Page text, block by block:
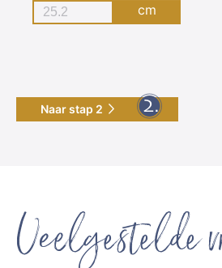
cm
Naar stap 2
Veelgestelde